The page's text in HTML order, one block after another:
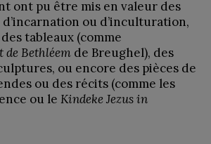
ont pu être mis en valeur des
ou d’inculturation,
tableaux (comme
de Bethléem de Breughel), des
ou encore des pièces de
ou des récits (comme les
ou le Kindeke Jezus in